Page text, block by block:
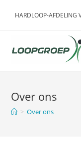
HARDLOOP-AFDELING
Over ons
> Over ons